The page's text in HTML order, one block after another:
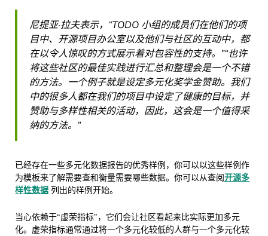
尼提亚·拉夫表示，“TODO 小组的成员们在他们的项
目中、开源项目办公室以及他们与社区的互动中，都
在以令人惊叹的方式展示着对包容性的支持。”“也许
将这些社区的最佳实践进行汇总和整理会是一个不错
的方法。一个例子就是设定多元化奖学金赞助。我们
中的很多人都在我们的项目中设定了健康的目标，并
赞助与多样性相关的活动，因此，这会是一个值得采
纳的方法。”
已经存在一些多元化数据报告的优秀样例，你可以以这些样例作
为模板来了解需要查和衡量需要哪些数据。你可以从查阅开源多
样性数据 列出的样例开始。
当心依赖于“虚荣指标”，它们会让社区看起来比实际更加多元
化。虚荣指标通常通过将一个多元化较低的人群与一个多元化较